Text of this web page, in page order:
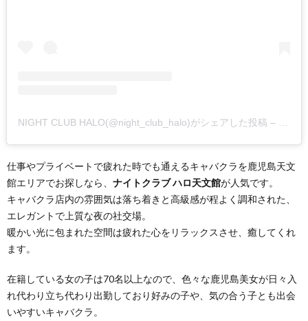
NIGHT CLUB HALO(@night_club_halo)がシェアした投稿 –
仕事やプライベートで疲れた時でも通えるキャバクラを鹿児島天文
館エリアでお探しなら、 ナイトクラブ ハロ天文館が人気です。
キャバクラ店内の雰囲気は落ち着きと高級感が程よく調和された、
エレガントで上質な夜の社交場。
暖かい光に包まれた空間は疲れた心をリラックスさせ、癒してくれ
ます。
在籍している女の子は70名以上なので、色々な鹿児島美女が日々入
れ代わり立ち代わり出勤しており好みの子や、気の合う子とも出会
いやすいキャバクラ。